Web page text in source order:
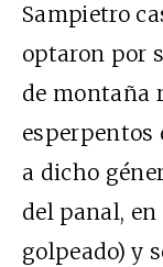
Sampietro
optaron por
de montaña
esperpentos
a dicho
del panal,
golpeado) y